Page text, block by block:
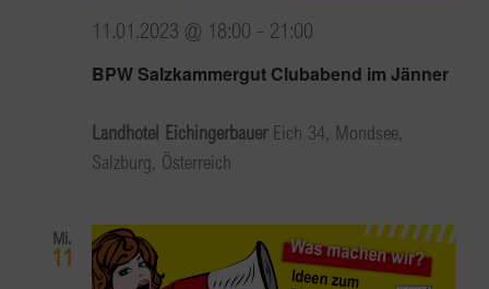
BPW Salzkammergut Clubabend im Jänner
11.01.2023 @ 18:00 - 21:00
Landhotel Eichingerbauer Eich 34, Mondsee,
Salzburg, Österreich
Mi.
11